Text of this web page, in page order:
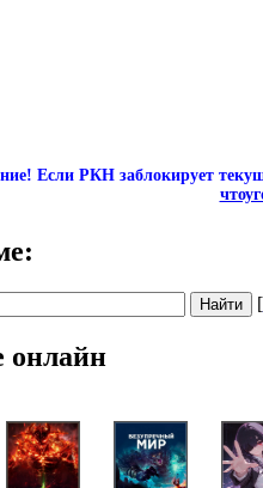
Если РКН заблокирует
[
онлайн